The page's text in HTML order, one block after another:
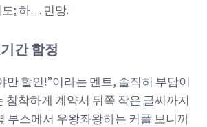
; 하… 민망.
간 함정
만 할인!”이라는 멘트, 솔직히 부담이
침착하게 계약서 뒤쪽 작은 글씨까지
부스에서 우왕좌왕하는 커플 보니까